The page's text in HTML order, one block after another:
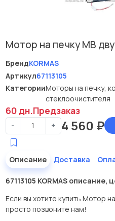
Мотор на печку МВ
БрендKORMAS
Артикул67113105
КатегорииМоторы на печку,
стеклоочистителя
60 дн.Предзаказ
- + 4 560 ₽
Описание Доставка
67113105 KORMAS описание,
Если вы хотите купить Мотор
просто позвоните нам!